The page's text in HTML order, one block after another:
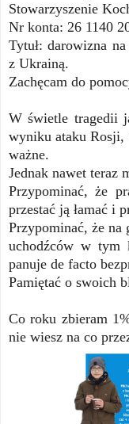
Stowarzyszenie
Nr konta: 26 1140
Tytuł: darowizna
z Ukrainą.
Zachęcam do
W świetle tragedii
wyniku ataku Rosji,
ważne.
Jednak nawet teraz
Przypominać, że
przestać ją łamać i
Przypominać, że na
uchodźców w
panuje de facto
Pamiętać o swoich
Co roku zbieram
nie wiesz na co